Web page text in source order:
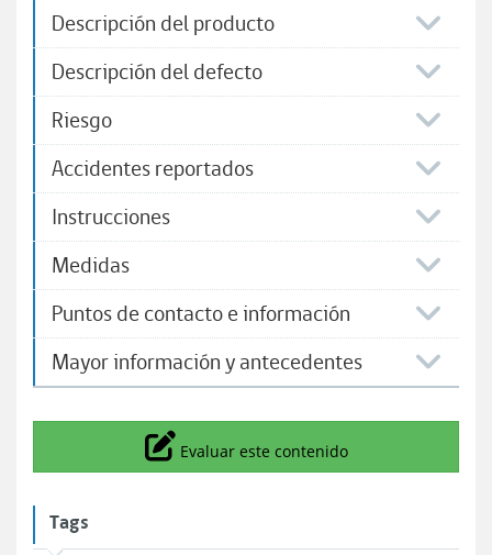
Descripción del producto
Descripción del defecto
Riesgo
Accidentes reportados
Instrucciones
Medidas
Puntos de contacto e información
Mayor información y antecedentes
Icono
Evaluar este contenido
Tags